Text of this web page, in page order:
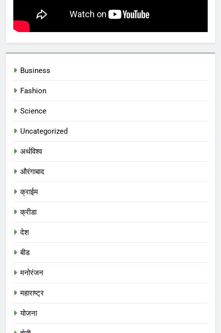
Business
Fashion
Science
Uncategorized
अर्थविश्व
औरंगाबाद
क्राईम
क्रीडा
देश
बीड
मनोरंजन
महाराष्ट्र
योजना